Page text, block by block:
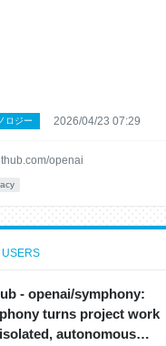
openai
ロジー 2026/04/23 07:29
- openai/symphony:
turns project work
autonomous
USERS